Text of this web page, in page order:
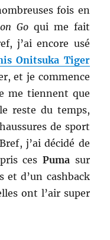
fois en
Go qui me fait
j’ai encore usé
Onitsuka Tiger
et je commence
me tiennent que
reste du temps,
de sport
j’ai décidé de
ces Puma sur
et d’un cashback
ont l’air super